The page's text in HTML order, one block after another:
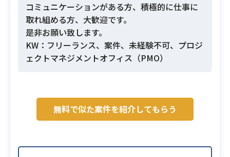
コミュニケーションがある方、積極的に仕事に
取れ組める方、大歓迎です。
是非お願い致します。
KW：フリーランス、案件、未経験不可、プロジ
ェクトマネジメントオフィス（PMO）
無料で似た案件を紹介してもらう